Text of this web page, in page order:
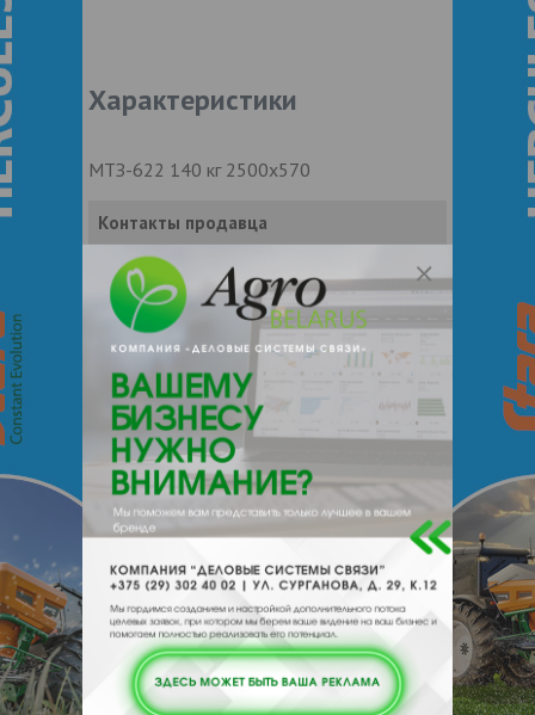
Характеристики
МТЗ-622 140 кг 2500х570
Контакты продавца
Оставьте электронный заказ с помощью
кнопки "Заказать" и мы подберем для
Вас подходящую компанию
поставщика.